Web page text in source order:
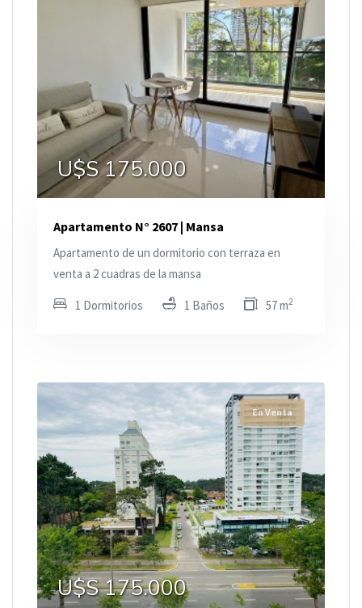
U$S 175.000
Apartamento N° 2607 | Mansa
Apartamento de un dormitorio con terraza en
venta a 2 cuadras de la mansa
1 Dormitorios 1 Baños 57 m2
En Venta
U$S 175.000